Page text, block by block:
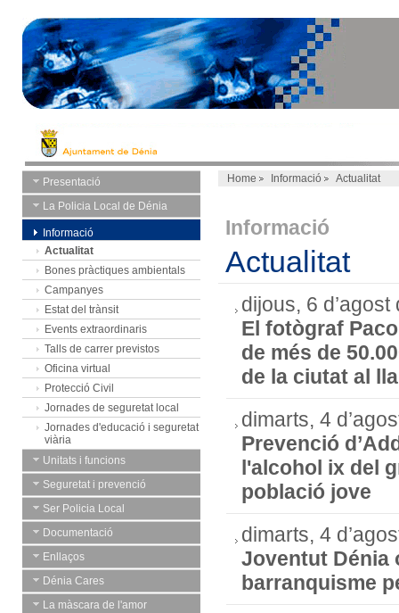
Presentació
La Policia Local de Dénia
Informació
Actualitat
Bones pràctiques ambientals
Campanyes
Estat del trànsit
Events extraordinaris
Talls de carrer previstos
Oficina virtual
Protecció Civil
Jornades de seguretat local
Jornades d'educació i seguretat
viària
Unitats i funcions
Seguretat i prevenció
Ser Policia Local
Documentació
Enllaços
Dénia Cares
La màscara de l'amor
Home Informació Actualitat
Informació
Actualitat
dijous, 6 d’agost
El fotògraf
de més de
de la ciutat al
dimarts, 4
Prevenció
l'alcohol ix del
població jove
dimarts, 4
Joventut Dénia
barranquisme